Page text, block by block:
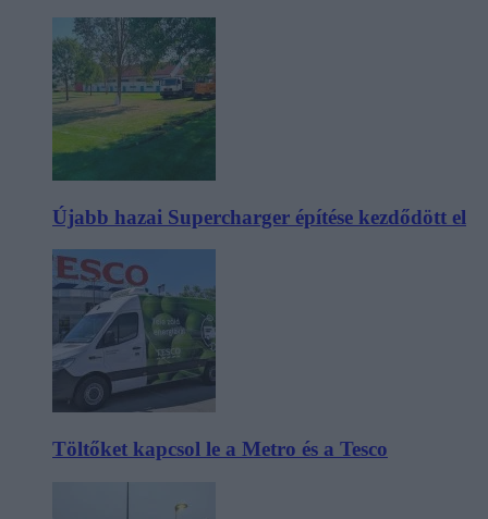
Újabb hazai Supercharger építése kezdődött el
Töltőket kapcsol le a Metro és a Tesco